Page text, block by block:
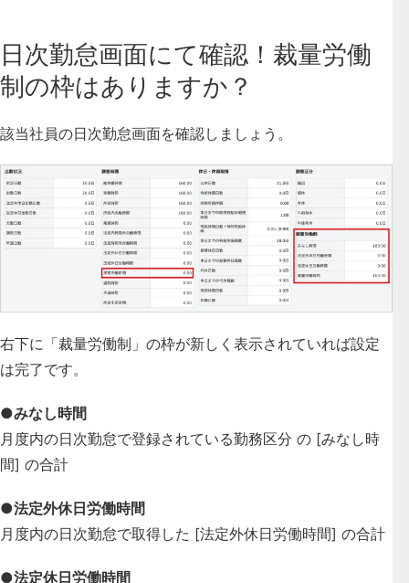
日次勤怠画面にて確認！裁量労働
制の枠はありますか？
該当社員の日次勤怠画面を確認しましょう。
右下に「裁量労働制」の枠が新しく表示されていれば設定
は完了です。
●みなし時間
月度内の日次勤怠で登録されている勤務区分 の [みなし時
間] の合計
●法定外休日労働時間
月度内の日次勤怠で取得した [法定外休日労働時間] の合計
●法定休日労働時間